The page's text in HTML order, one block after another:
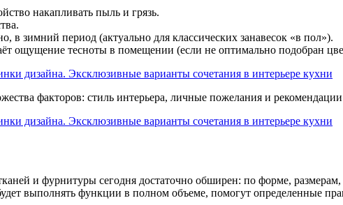
накапливать пыль и грязь.
в зимний период (актуально для классических занавесок «в пол»).
ощущение тесноты в помещении (если не оптимально подобран
факторов: стиль интерьера, личные пожелания и
и фурнитуры сегодня достаточно обширен: по форме,
выполнять функции в полном объеме, помогут определенные